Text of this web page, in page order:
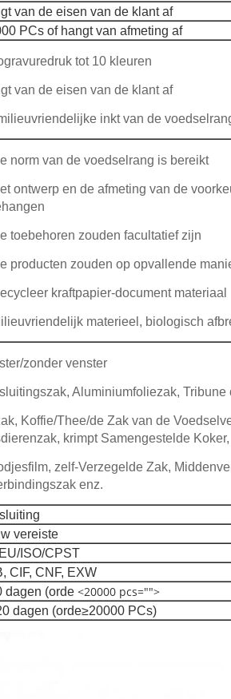
van de eisen van de klant af
PCs of hangt van afmeting af
tot 10 kleuren
van de eisen van de klant af
inkt van de
norm van de voedselrang is bereikt
ontwerp en de afmeting van de
toebehoren zouden facultatief zijn
producten zouden op opvallende
kraftpapier-document materiaal
materieel, biologisch
zonder venster
Aluminiumfoliezak,
Koffie/Thee/de Zak van de
krimpt Samengestelde Koker,
zelf-Verzegelde Zak,
enz.
vereiste
ISO/CPST
CIF, CNF, EXW
dagen (orde <20000 pcs="">
dagen (orde≥20000 PCs)